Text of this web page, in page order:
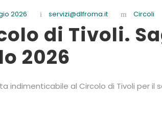
2026 servizi@dlfroma.it Circoli
di Tivoli.
2026
indimenticabile al Circolo di Tivoli per il